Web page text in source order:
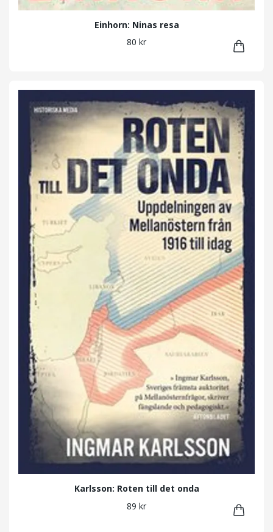
Einhorn: Ninas resa
80 kr
Karlsson: Roten till det onda
89 kr